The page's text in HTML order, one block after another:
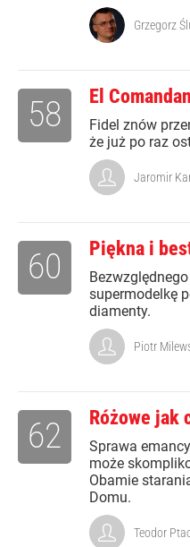
Grzegorz
El
Fidel znów
że już po raz
58
Jaromir
Piękna i
supermodelkę
diamenty.
60
Piotr
Różowe jak
Sprawa
może
Obamie
Domu.
62
Teodor